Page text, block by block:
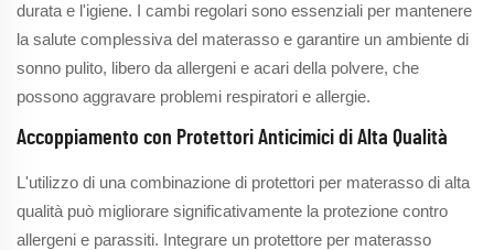
durata e l'igiene. I cambi regolari sono essenziali per mantenere
la salute complessiva del materasso e garantire un ambiente di
sonno pulito, libero da allergeni e acari della polvere, che
possono aggravare problemi respiratori e allergie.
Accoppiamento con Protettori Anticimici di Alta Qualità
L'utilizzo di una combinazione di protettori per materasso di alta
qualità può migliorare significativamente la protezione contro
allergeni e parassiti. Integrare un protettore per materasso